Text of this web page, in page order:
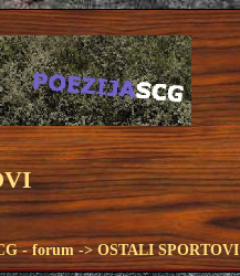
- forum->OSTALI SPORTOVI